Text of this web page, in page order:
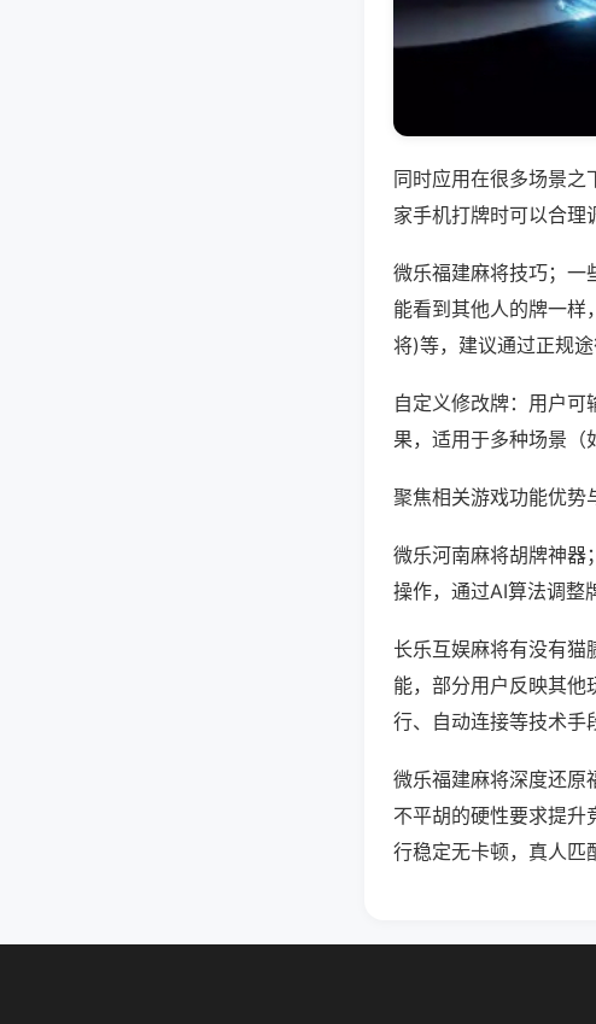
同时应用在很多场景之
家手机打牌时可以合理
微乐福建麻将技巧；一
能看到其他人的牌一样
将)等，建议通过正规途
自定义修改牌：用户可
果，适用于多种场景（
聚焦相关游戏功能优势
微乐河南麻将胡牌神器
操作，通过AI算法调整
长乐互娱麻将有没有猫
能，部分用户反映其他
行、自动连接等技术手
微乐福建麻将深度还原
不平胡的硬性要求提升
行稳定无卡顿，真人匹